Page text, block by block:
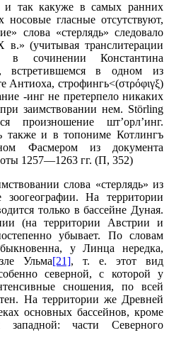
и так какуже в самых ранних
носовые гласные отсутствуют,
слова «стерлядь» следовало
(учитывая транслитерации
в сочинении Константина
встретившемся в одном из
строфингь<(στρόφιγξ)
-инг не претерпело никаких
заимствовании нем. Störling
произношение шт’орл’инг.
также и в топониме Котлингъ
Фасмером из документа
1257—1263 гг. (П, 352)
слова «стерлядь» из
На территории
только в бассейне Дуная.
(на территории Австрии и
убывает. По словам
у Линца нередка,
Ульма[21], т. е. этот вид
северной, с которой у
сношения, по всей
На территории же Древней
основных бассейнов, кроме
части Северного